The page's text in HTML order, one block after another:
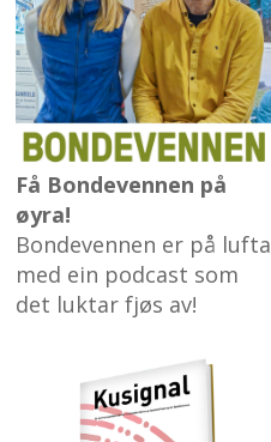
Få Bondevennen på
øyra!
Bondevennen er på lufta
med ein podcast som
det luktar fjøs av!